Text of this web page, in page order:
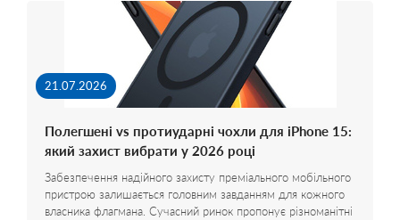
21.07.2026
Полегшені vs протиударні чохли для iPhone 15:
який захист вибрати у 2026 році
Забезпечення надійного захисту преміального мобільного
пристрою залишається головним завданням для кожного
власника флагмана. Сучасний ринок пропонує різноманітні